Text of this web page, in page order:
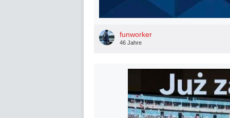
funworker
46 Jahre